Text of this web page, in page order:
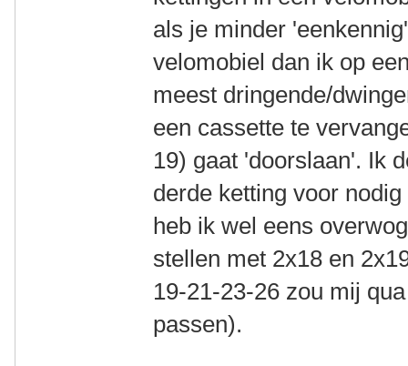
als je minder
velomobiel dan ik op
meest dringende/
een cassette te
19) gaat 'doorslaan'. Ik
derde ketting voor
heb ik wel eens
stellen met 2x18 en
19-21-23-26 zou mij
passen).